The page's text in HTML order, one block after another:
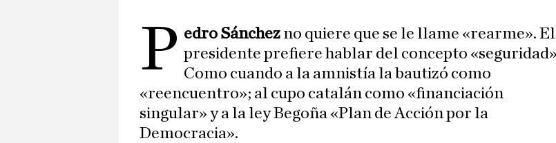
P edro Sánchez no quiere que se le llame «rearme». El
presidente prefiere hablar del concepto
Como cuando a la amnistía la bautizó como
«reencuentro»; al cupo catalán como «financiación
singular» y a la ley Begoña «Plan de Acción por la
Democracia».